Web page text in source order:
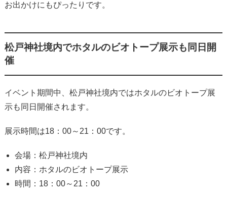
お出かけにもぴったりです。
松戸神社境内でホタルのビオトープ展示も同日開
催
イベント期間中、松戸神社境内ではホタルのビオトープ展
示も同日開催されます。
展示時間は18：00～21：00です。
会場：松戸神社境内
内容：ホタルのビオトープ展示
時間：18：00～21：00